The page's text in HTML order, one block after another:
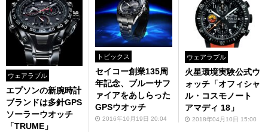
ウェアラブル
エプソンの新腕時計
ブランドは多針GPS
ソーラーウオッチ
「TRUME」
トピックス
セイコー創業135周
年記念、ブルーサフ
ァイアをあしらった
GPSウオッチ
2016年10月19日 20:04
ウェアラブル
火星環境実験公式ウ
ォッチ「オフィシャ
ル・コスモノート
アマディ 18」
2018年04月10日 15:00